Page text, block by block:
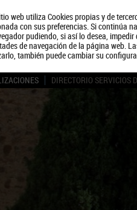
web utiliza Cookies propias y de
con sus preferencias. Si continúa
pudiendo, si así lo desea,
de navegación de la página web.
también puede cambiar su
DIRECTORIO SERVICIOS